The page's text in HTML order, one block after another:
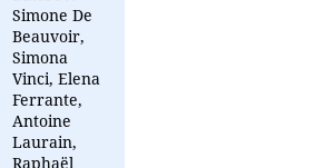
Simone De
Beauvoir,
Simona
Vinci, Elena
Ferrante,
Antoine
Laurain,
Raphaël